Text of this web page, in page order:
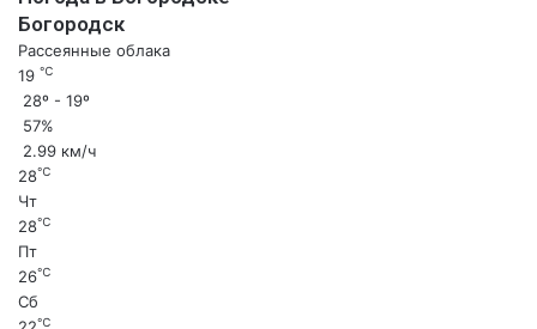
Богородск
Рассеянные облака
19 ℃
28º - 19º
57%
2.99 км/ч
28℃
Чт
28℃
Пт
26℃
Сб
℃